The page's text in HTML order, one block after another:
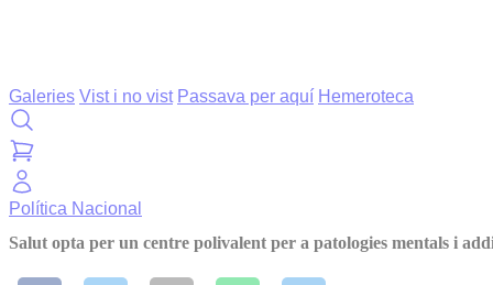
Galeries Vist i no vist Passava per aquí Hemeroteca
Política Nacional
Salut opta per un centre polivalent per a patologies mentals i